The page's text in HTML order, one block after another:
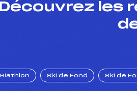
Découvrez les
Biathlon Ski de Fond Ski de